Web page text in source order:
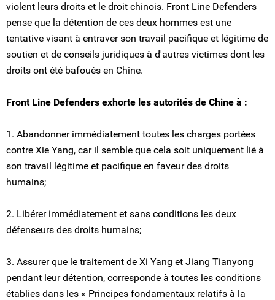
violent leurs droits et le droit chinois. Front Line Defenders
pense que la détention de ces deux hommes est une
tentative visant à entraver son travail pacifique et légitime de
soutien et de conseils juridiques à d'autres victimes dont les
droits ont été bafoués en Chine.
Front Line Defenders exhorte les autorités de Chine à :
1. Abandonner immédiatement toutes les charges portées
contre Xie Yang, car il semble que cela soit uniquement lié à
son travail légitime et pacifique en faveur des droits
humains;
2. Libérer immédiatement et sans conditions les deux
défenseurs des droits humains;
3. Assurer que le traitement de Xi Yang et Jiang Tianyong
pendant leur détention, corresponde à toutes les conditions
établies dans les « Principes fondamentaux relatifs à la